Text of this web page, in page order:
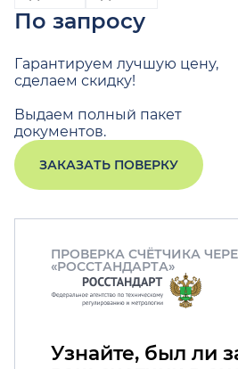
По запросу
Гарантируем лучшую цену,
сделаем скидку!
Выдаем полный пакет
документов.
ЗАКАЗАТЬ ПОВЕРКУ
ПРОВЕРКА СЧЁТЧИКА
«РОССТАНДАРТА»
Узнайте, был ли